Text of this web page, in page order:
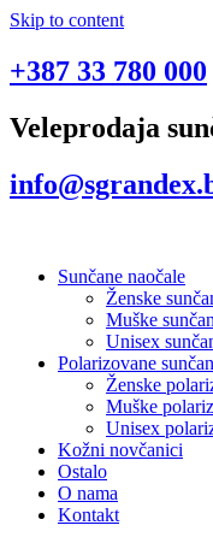
Skip to content
+387 33 780 000
Veleprodaja
Sunčane naočale
Ženske
Muške
Unisex
Polarizovane
Ženske
Muške
Unisex
Kožni novčanici
Ostalo
O nama
Kontakt